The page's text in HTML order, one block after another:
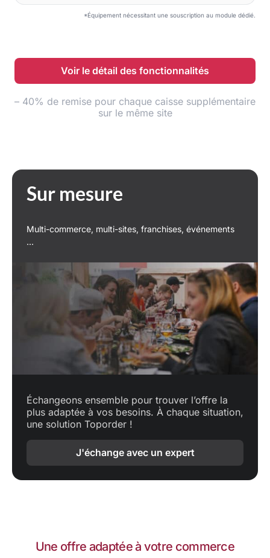
*Équipement nécessitant une souscription au module dédié.
Voir le détail des fonctionnalités
– 40% de remise pour chaque caisse supplémentaire
sur le même site
Sur mesure
Multi-commerce, multi-sites, franchises, événements
...
Échangeons ensemble pour trouver l’offre la
plus adaptée à vos besoins. À chaque situation,
une solution Toporder !
J'échange avec un expert
Une offre adaptée à votre commerce